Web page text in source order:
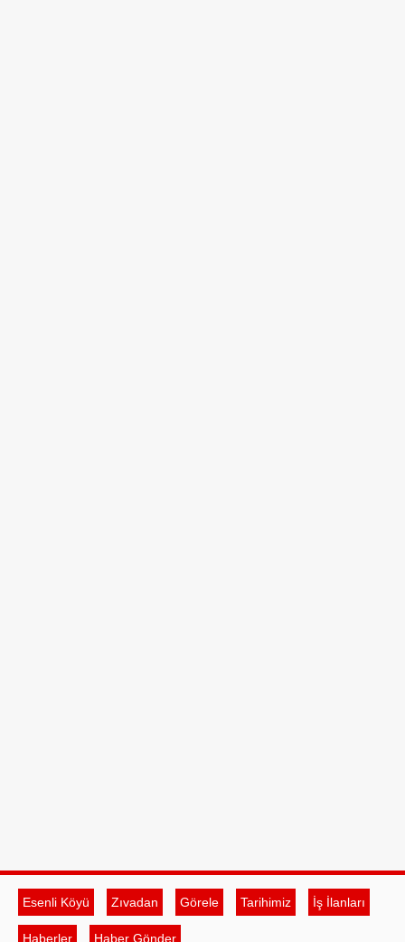
Esenli Köyü Zıvadan Görele Tarihimiz İş İlanları
Haberler Haber Gönder